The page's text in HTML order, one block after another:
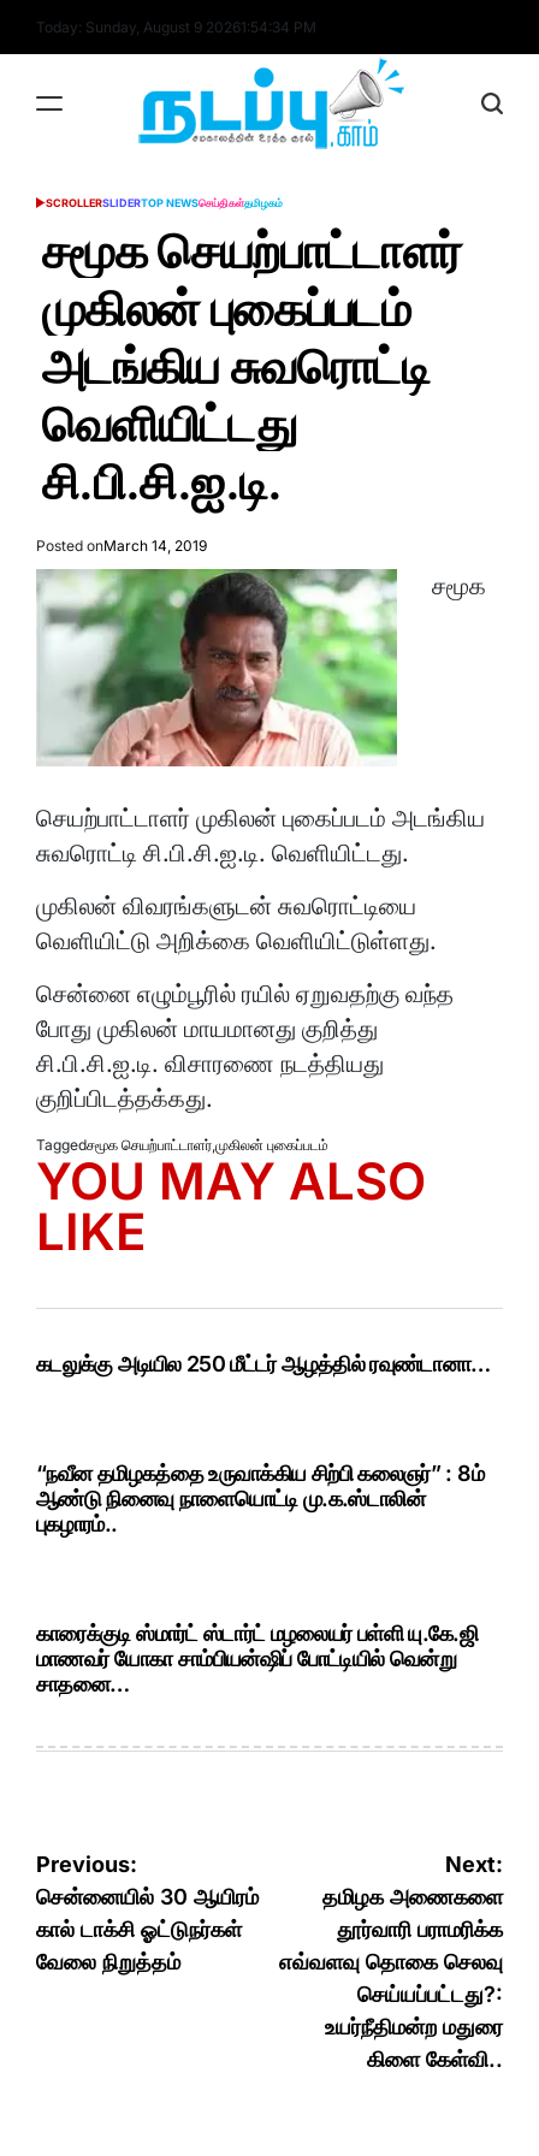
Today: Sunday, August 9 20261:54:35 PM
POSTED
SCROLLERSLIDERTOP NEWSசெய்திகள்தமிழகம்
சமூக செயற்பாட்டாளர்
முகிலன் புகைப்படம்
அடங்கிய சுவரொட்டி
வெளியிட்டது
சி.பி.சி.ஐ.டி.
Posted onMarch 14, 2019
சமூக
செயற்பாட்டாளர் முகிலன் புகைப்படம் அடங்கிய
சுவரொட்டி சி.பி.சி.ஐ.டி. வெளியிட்டது.
முகிலன் விவரங்களுடன் சுவரொட்டியை
வெளியிட்டு அறிக்கை வெளியிட்டுள்ளது.
சென்னை எழும்பூரில் ரயில் ஏறுவதற்கு வந்த
போது முகிலன் மாயமானது குறித்து
சி.பி.சி.ஐ.டி. விசாரணை நடத்தியது
குறிப்பிடத்தக்கது.
Taggedசமூக செயற்பாட்டாளர்,முகிலன் புகைப்படம்
YOU MAY ALSO
LIKE
கடலுக்கு அடியில 250 மீட்டர் ஆழத்தில் ரவுண்டானா…
“நவீன தமிழகத்தை உருவாக்கிய சிற்பி கலைஞர்” : 8ம்
ஆண்டு நினைவு நாளையொட்டி மு.க.ஸ்டாலின்
புகழாரம்..
காரைக்குடி ஸ்மார்ட் ஸ்டார்ட் மழலையர் பள்ளி யு.கே.ஜி
மாணவர் யோகா சாம்பியன்ஷிப் போட்டியில் வென்று
சாதனை…
Post
navigation
Previous:
சென்னையில் 30 ஆயிரம்
கால் டாக்சி ஓட்டுநர்கள்
வேலை நிறுத்தம்
Next:
தமிழக அணைகளை
தூர்வாரி பராமரிக்க
எவ்வளவு தொகை செலவு
செய்யப்பட்டது?:
உயர்நீதிமன்ற மதுரை
கிளை கேள்வி..